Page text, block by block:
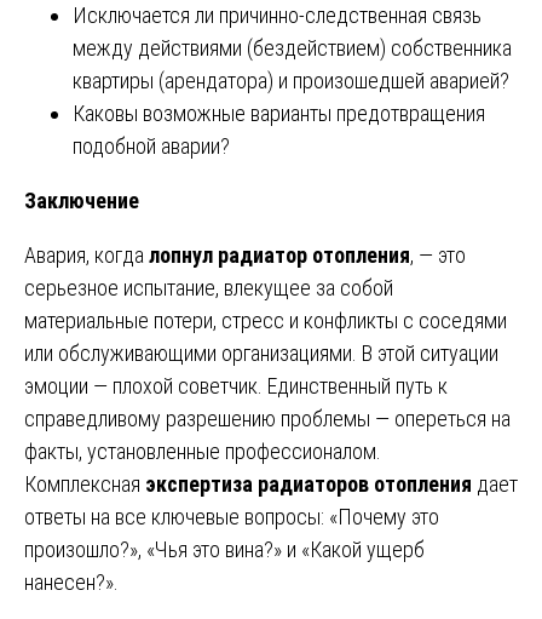
Исключается ли причинно-следственная связь
между действиями (бездействием) собственника
квартиры (арендатора) и произошедшей аварией?
Каковы возможные варианты предотвращения
подобной аварии?
Заключение
Авария, когда лопнул радиатор отопления, — это
серьезное испытание, влекущее за собой
материальные потери, стресс и конфликты с соседями
или обслуживающими организациями. В этой ситуации
эмоции — плохой советчик. Единственный путь к
справедливому разрешению проблемы — опереться на
факты, установленные профессионалом.
Комплексная экспертиза радиаторов отопления дает
ответы на все ключевые вопросы: «Почему это
произошло?», «Чья это вина?» и «Какой ущерб
нанесен?».